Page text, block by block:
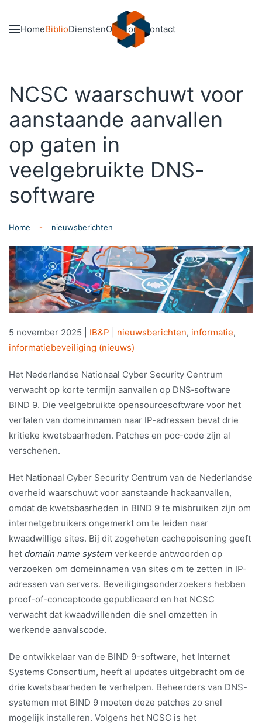
Skip to main content
HomeBiblioDienstenOver onsContact
NCSC waarschuwt voor
aanstaande aanvallen
op gaten in
veelgebruikte DNS-
software
Home nieuwsberichten
5 november 2025 IB&P nieuwsberichten, informatie,
informatiebeveiliging (nieuws)
Het Nederlandse Nationaal Cyber Security Centrum
verwacht op korte termijn aanvallen op DNS‑software
BIND 9. Die veelgebruikte opensourcesoftware voor het
vertalen van domeinnamen naar IP-adressen bevat drie
kritieke kwetsbaarheden. Patches en poc-code zijn al
verschenen.
Het Nationaal Cyber Security Centrum van de Nederlandse
overheid waarschuwt voor aanstaande hackaanvallen,
omdat de kwetsbaarheden in BIND 9 te misbruiken zijn om
internetgebruikers ongemerkt om te leiden naar
kwaadwillige sites. Bij dit zogeheten cachepoisoning geeft
het domain name system verkeerde antwoorden op
verzoeken om domeinnamen van sites om te zetten in IP-
adressen van servers. Beveiligingsonderzoekers hebben
proof-of-conceptcode gepubliceerd en het NCSC
verwacht dat kwaadwillenden die snel omzetten in
werkende aanvalscode.
De ontwikkelaar van de BIND 9-software, het Internet
Systems Consortium, heeft al updates uitgebracht om de
drie kwetsbaarheden te verhelpen. Beheerders van DNS-
systemen met BIND 9 moeten deze patches zo snel
mogelijk installeren. Volgens het NCSC is het